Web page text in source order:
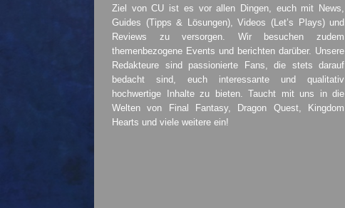
Ziel von CU ist es vor allen Dingen, euch mit News,
Guides (Tipps & Lösungen), Videos (Let’s Plays) und
Reviews zu versorgen. Wir besuchen zudem
themenbezogene Events und berichten darüber. Unsere
Redakteure sind passionierte Fans, die stets darauf
bedacht sind, euch interessante und qualitativ
hochwertige Inhalte zu bieten. Taucht mit uns in die
Welten von Final Fantasy, Dragon Quest, Kingdom
Hearts und viele weitere ein!